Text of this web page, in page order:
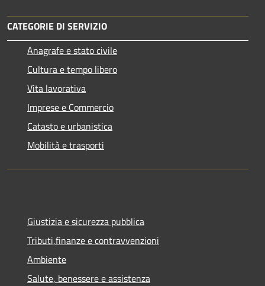
CATEGORIE DI SERVIZIO
Anagrafe e stato civile
Cultura e tempo libero
Vita lavorativa
Imprese e Commercio
Catasto e urbanistica
Mobilità e trasporti
Giustizia e sicurezza pubblica
Tributi,finanze e contravvenzioni
Ambiente
Salute, benessere e assistenza